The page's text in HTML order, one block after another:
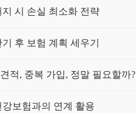
시 손실 최소화 전략
후 보험 계획 세우기
적, 중복 가입, 정말 필요할까?
보험과의 연계 활용